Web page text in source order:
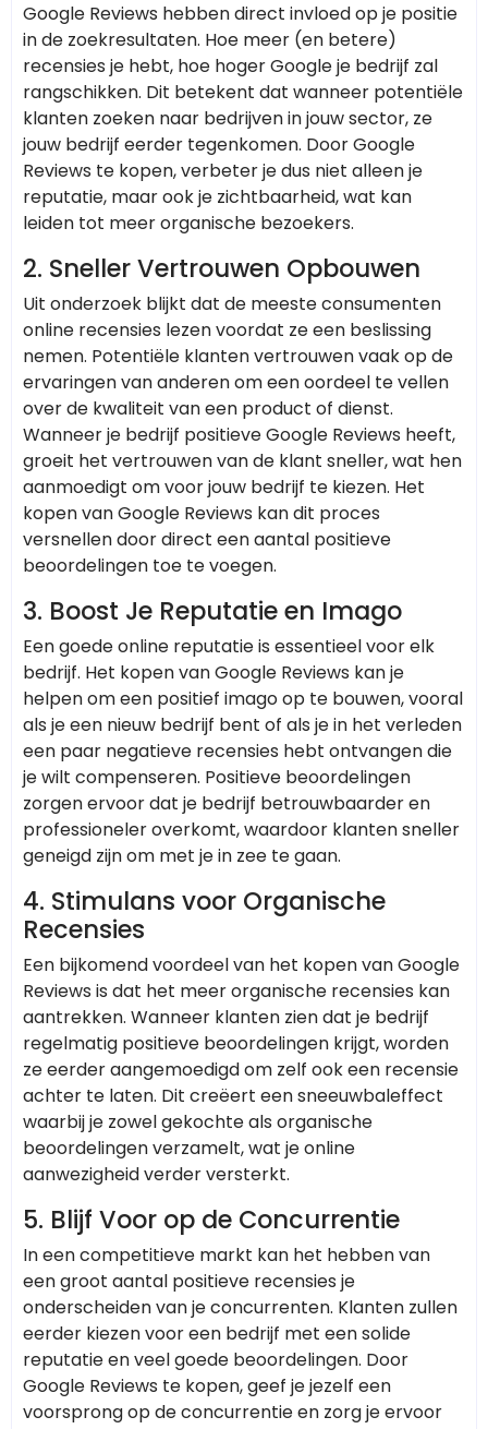
Google Reviews hebben direct invloed op je positie
in de zoekresultaten. Hoe meer (en betere)
recensies je hebt, hoe hoger Google je bedrijf zal
rangschikken. Dit betekent dat wanneer potentiële
klanten zoeken naar bedrijven in jouw sector, ze
jouw bedrijf eerder tegenkomen. Door Google
Reviews te kopen, verbeter je dus niet alleen je
reputatie, maar ook je zichtbaarheid, wat kan
leiden tot meer organische bezoekers.
2. Sneller Vertrouwen Opbouwen
Uit onderzoek blijkt dat de meeste consumenten
online recensies lezen voordat ze een beslissing
nemen. Potentiële klanten vertrouwen vaak op de
ervaringen van anderen om een oordeel te vellen
over de kwaliteit van een product of dienst.
Wanneer je bedrijf positieve Google Reviews heeft,
groeit het vertrouwen van de klant sneller, wat hen
aanmoedigt om voor jouw bedrijf te kiezen. Het
kopen van Google Reviews kan dit proces
versnellen door direct een aantal positieve
beoordelingen toe te voegen.
3. Boost Je Reputatie en Imago
Een goede online reputatie is essentieel voor elk
bedrijf. Het kopen van Google Reviews kan je
helpen om een positief imago op te bouwen, vooral
als je een nieuw bedrijf bent of als je in het verleden
een paar negatieve recensies hebt ontvangen die
je wilt compenseren. Positieve beoordelingen
zorgen ervoor dat je bedrijf betrouwbaarder en
professioneler overkomt, waardoor klanten sneller
geneigd zijn om met je in zee te gaan.
4. Stimulans voor Organische
Recensies
Een bijkomend voordeel van het kopen van Google
Reviews is dat het meer organische recensies kan
aantrekken. Wanneer klanten zien dat je bedrijf
regelmatig positieve beoordelingen krijgt, worden
ze eerder aangemoedigd om zelf ook een recensie
achter te laten. Dit creëert een sneeuwbaleffect
waarbij je zowel gekochte als organische
beoordelingen verzamelt, wat je online
aanwezigheid verder versterkt.
5. Blijf Voor op de Concurrentie
In een competitieve markt kan het hebben van
een groot aantal positieve recensies je
onderscheiden van je concurrenten. Klanten zullen
eerder kiezen voor een bedrijf met een solide
reputatie en veel goede beoordelingen. Door
Google Reviews te kopen, geef je jezelf een
voorsprong op de concurrentie en zorg je ervoor